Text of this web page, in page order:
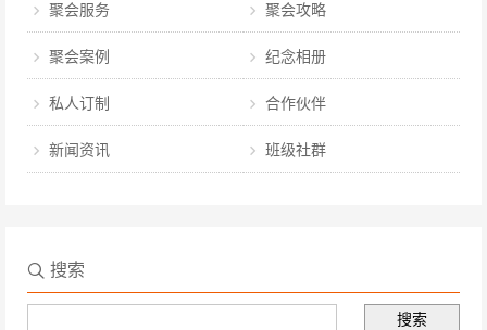
聚会服务 聚会攻略
聚会案例 纪念相册
私人订制 合作伙伴
新闻资讯 班级社群
搜索